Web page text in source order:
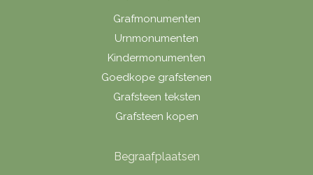
Grafmonumenten
Urnmonumenten
Kindermonumenten
Goedkope grafstenen
Grafsteen teksten
Grafsteen kopen
Begraafplaatsen